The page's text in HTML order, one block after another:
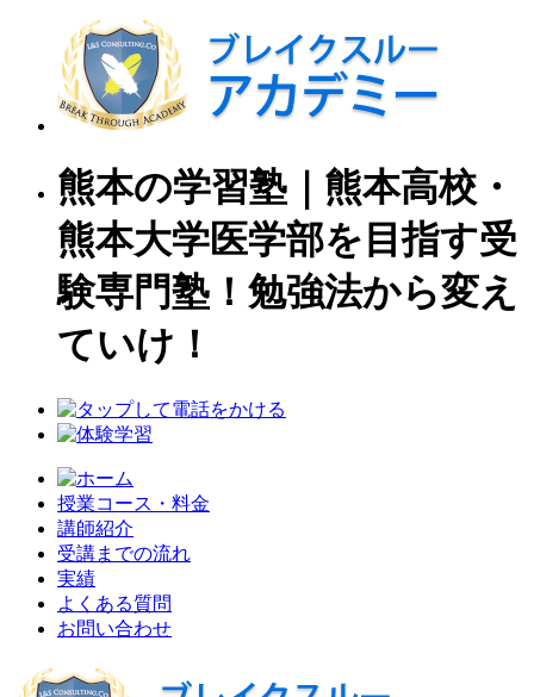
熊本の学習塾｜熊本高校・
熊本大学医学部を目指す受
験専門塾！勉強法から変え
ていけ！
授業コース・料金
講師紹介
受講までの流れ
実績
よくある質問
お問い合わせ